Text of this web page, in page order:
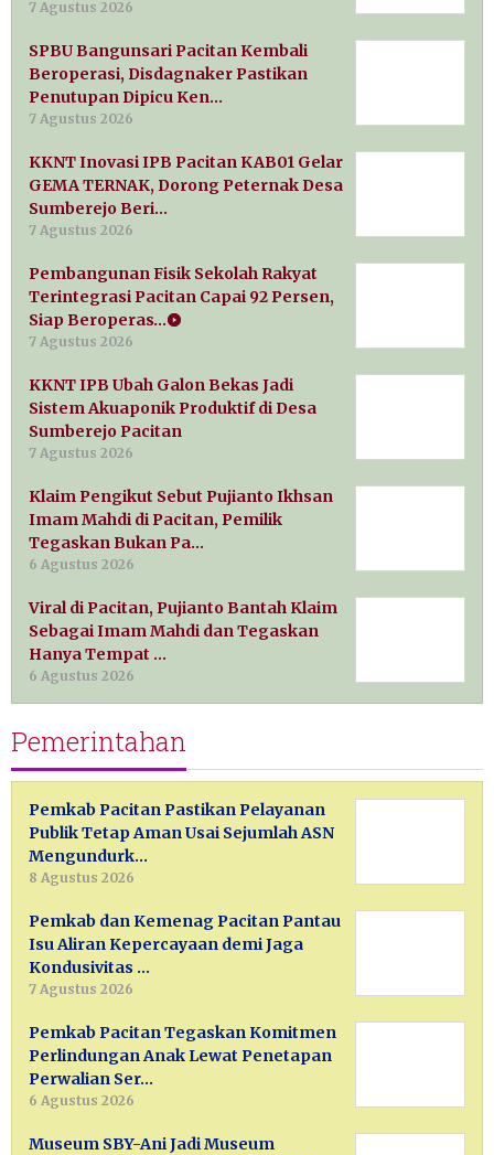
7 Agustus 2026
SPBU Bangunsari Pacitan Kembali
Beroperasi, Disdagnaker Pastikan
Penutupan Dipicu Ken…
7 Agustus 2026
KKNT Inovasi IPB Pacitan KAB01 Gelar
GEMA TERNAK, Dorong Peternak Desa
Sumberejo Beri…
7 Agustus 2026
Pembangunan Fisik Sekolah Rakyat
Terintegrasi Pacitan Capai 92 Persen,
Siap Beroperas…
7 Agustus 2026
KKNT IPB Ubah Galon Bekas Jadi
Sistem Akuaponik Produktif di Desa
Sumberejo Pacitan
7 Agustus 2026
Klaim Pengikut Sebut Pujianto Ikhsan
Imam Mahdi di Pacitan, Pemilik
Tegaskan Bukan Pa…
6 Agustus 2026
Viral di Pacitan, Pujianto Bantah Klaim
Sebagai Imam Mahdi dan Tegaskan
Hanya Tempat …
6 Agustus 2026
Pemerintahan
Pemkab Pacitan Pastikan Pelayanan
Publik Tetap Aman Usai Sejumlah ASN
Mengundurk…
8 Agustus 2026
Pemkab dan Kemenag Pacitan Pantau
Isu Aliran Kepercayaan demi Jaga
Kondusivitas …
7 Agustus 2026
Pemkab Pacitan Tegaskan Komitmen
Perlindungan Anak Lewat Penetapan
Perwalian Ser…
6 Agustus 2026
Museum SBY-Ani Jadi Museum